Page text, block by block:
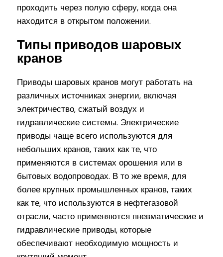
проходить через полую сферу, когда она
находится в открытом положении.
Типы приводов шаровых
кранов
Приводы шаровых кранов могут работать на
различных источниках энергии, включая
электричество, сжатый воздух и
гидравлические системы. Электрические
приводы чаще всего используются для
небольших кранов, таких как те, что
применяются в системах орошения или в
бытовых водопроводах. В то же время, для
более крупных промышленных кранов, таких
как те, что используются в нефтегазовой
отрасли, часто применяются пневматические и
гидравлические приводы, которые
обеспечивают необходимую мощность и